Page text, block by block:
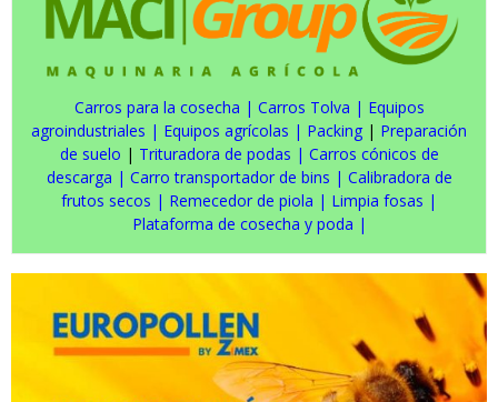
Carros para la cosecha | Carros Tolva | Equipos
agroindustriales | Equipos agrícolas | Packing | Preparación
de suelo | Trituradora de podas | Carros cónicos de
descarga | Carro transportador de bins | Calibradora de
frutos secos | Remecedor de piola | Limpia fosas |
Plataforma de cosecha y poda |